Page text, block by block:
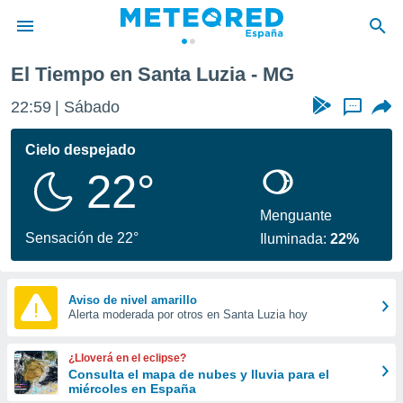
de
por
se
calidad.
a este
las
y
forma
digital
basada
El Tiempo en Santa Luzia - MG
22:59 Sábado ...
Cielo despejado
22°
Sensación de 22°
Menguante
Iluminada:22%
Aviso de nivel amarillo
Alerta moderada por otros en Santa Luzia hoy
¿Lloverá en el eclipse?
Consulta el mapa de nubes y lluvia para el
miércoles en España